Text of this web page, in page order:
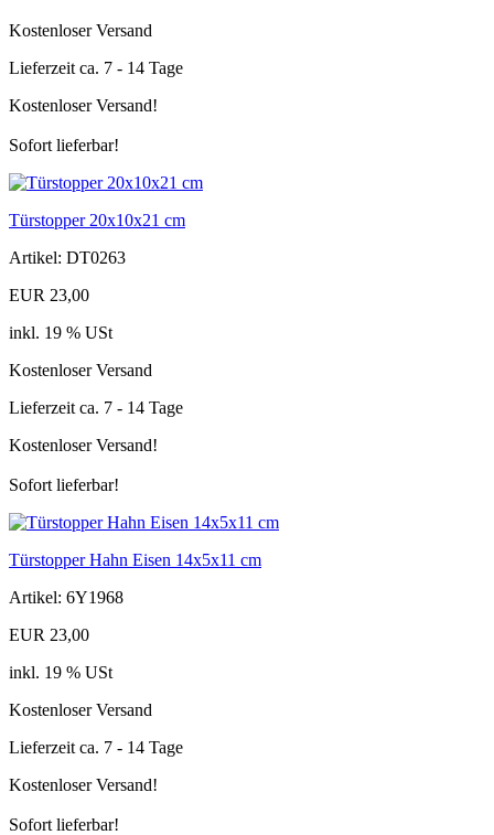
Kostenloser Versand
Lieferzeit ca. 7 - 14 Tage
Kostenloser Versand!
Sofort lieferbar!
Türstopper 20x10x21 cm
Artikel: DT0263
EUR 23,00
inkl. 19 % USt
Kostenloser Versand
Lieferzeit ca. 7 - 14 Tage
Kostenloser Versand!
Sofort lieferbar!
Türstopper Hahn Eisen 14x5x11 cm
Artikel: 6Y1968
EUR 23,00
inkl. 19 % USt
Kostenloser Versand
Lieferzeit ca. 7 - 14 Tage
Kostenloser Versand!
Sofort lieferbar!